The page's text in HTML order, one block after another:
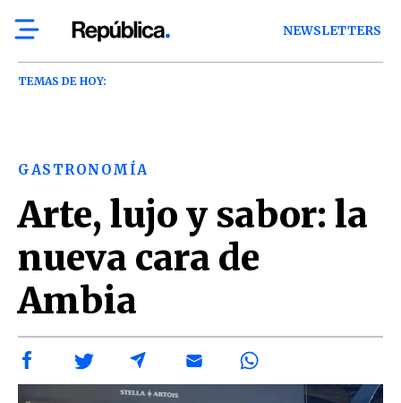
NEWSLETTERS
TEMAS DE HOY:
GASTRONOMÍA
Arte, lujo y sabor: la
nueva cara de
Ambia